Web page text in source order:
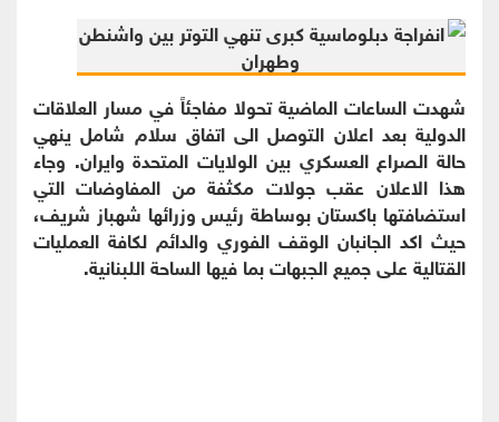
شهدت الساعات الماضية تحولا مفاجئاً في مسار العلاقات
الدولية بعد اعلان التوصل الى اتفاق سلام شامل ينهي
حالة الصراع العسكري بين الولايات المتحدة وايران. وجاء
هذا الاعلان عقب جولات مكثفة من المفاوضات التي
استضافتها باكستان بوساطة رئيس وزرائها شهباز شريف،
حيث اكد الجانبان الوقف الفوري والدائم لكافة العمليات
القتالية على جميع الجبهات بما فيها الساحة اللبنانية.